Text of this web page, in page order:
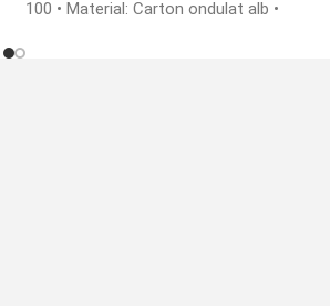
100 • Material: Carton ondulat alb •